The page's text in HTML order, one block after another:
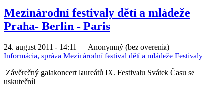
Mezinárodní festivaly dětí a mládeže
Praha- Berlin - Paris
24. august 2011 - 14:11 — Anonymný (bez overenia)
Informácia, správa Mezinárodní festival dětí a mládeže Festivaly
Závěrečný galakoncert laureátů IX. Festivalu Svátek Času se
uskutečníl